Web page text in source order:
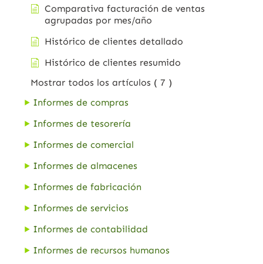
Comparativa facturación de ventas
agrupadas por mes/año
Histórico de clientes detallado
Histórico de clientes resumido
Mostrar todos los artículos ( 7 )
Informes de compras
Informes de tesorería
Informes de comercial
Informes de almacenes
Informes de fabricación
Informes de servicios
Informes de contabilidad
Informes de recursos humanos